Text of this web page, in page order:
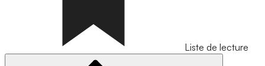
Liste de lecture